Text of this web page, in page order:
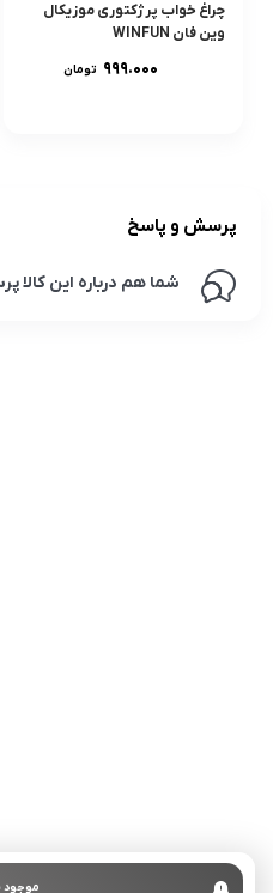
موجود
چراغ خواب پرژکتورى موزيکال
وين فان WINFUN
۹۹۹.۰۰۰ تومان
پرسش و پاسخ
شما هم درباره این کالا